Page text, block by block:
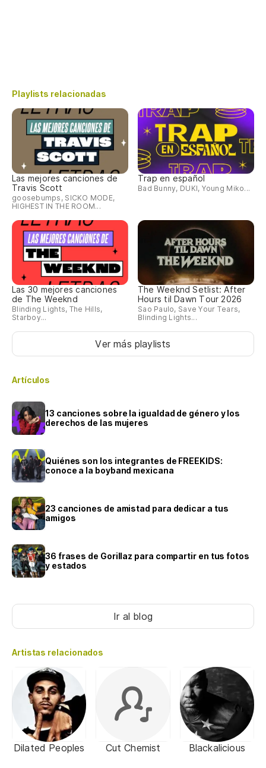
Playlists relacionadas
Las mejores canciones de
Travis Scott
goosebumps, SICKO MODE,
HIGHEST IN THE ROOM...
Trap en español
Bad Bunny, DUKI, Young Miko...
Las 30 mejores canciones
de The Weeknd
Blinding Lights, The Hills,
Starboy...
The Weeknd Setlist: After
Hours til Dawn Tour 2026
Sao Paulo, Save Your Tears,
Blinding Lights...
Ver más playlists
Artículos
13 canciones sobre la igualdad de género y los
derechos de las mujeres
Quiénes son los integrantes de FREEKIDS:
conoce a la boyband mexicana
23 canciones de amistad para dedicar a tus
amigos
36 frases de Gorillaz para compartir en tus fotos
y estados
Ir al blog
Artistas relacionados
Dilated Peoples Cut Chemist Blackalicious